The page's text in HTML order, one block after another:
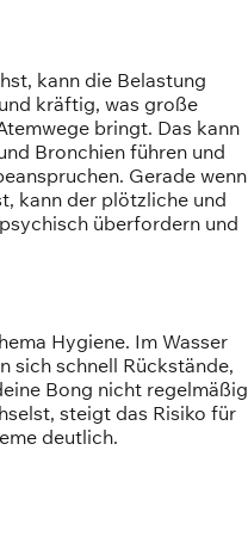
kann die Belastung
kräftig, was große
bringt. Das kann
Bronchien führen und
Gerade wenn
kann der plötzliche und
überfordern und
Hygiene. Im Wasser
sich schnell Rückstände,
Bong nicht regelmäßig
steigt das Risiko für
deutlich.